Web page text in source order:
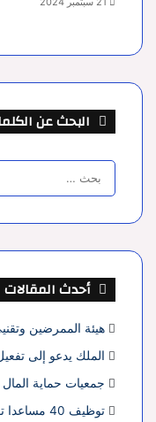
البحث عن
أحدث المقالات
هيئة الممرضين
الملك يدعو إلى
جمعيات حماية
توظيف 40 مساعدا تقنيا في وزارة الصحة